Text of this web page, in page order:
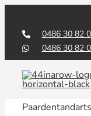
content
0486 30 82
0486 30 82